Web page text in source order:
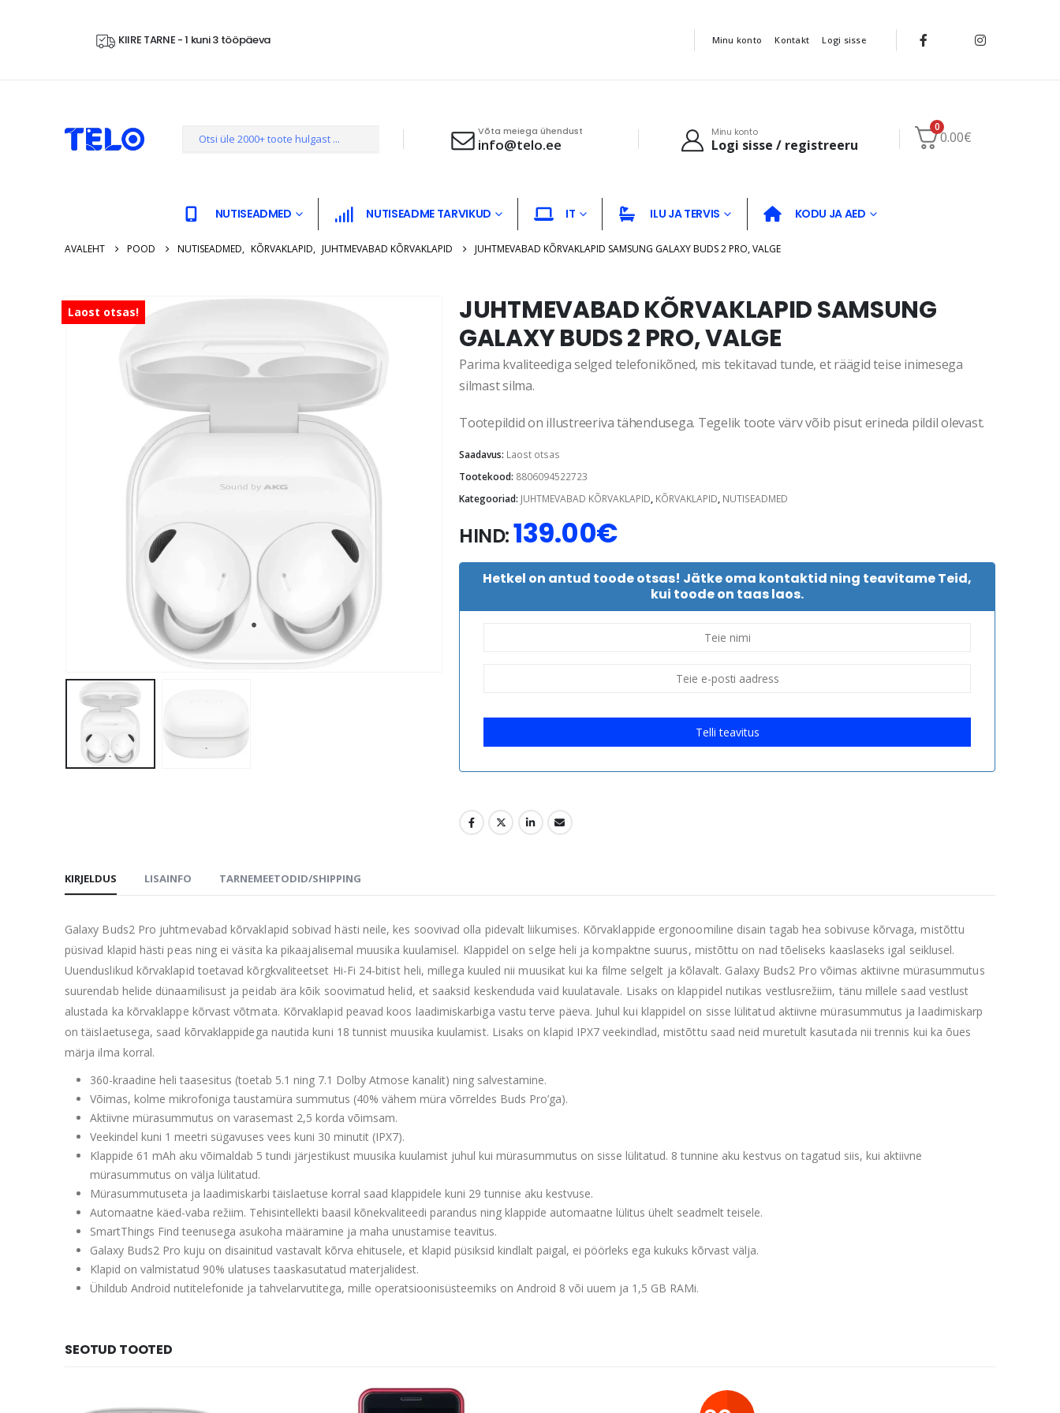
KIIRE TARNE - 1 kuni 3 tööpäeva Minu konto Kontakt Logi sisse
Võta meiega ühendust
info@telo.ee
Minu konto
Logi sisse / registreeru
0
0.00€
NUTISEADMED NUTISEADME TARVIKUD IT ILU JA TERVIS KODU JA AED
AVALEHT POOD NUTISEADMED, KÕRVAKLAPID, JUHTMEVABAD KÕRVAKLAPID JUHTMEVABAD KÕRVAKLAPID SAMSUNG GALAXY BUDS 2 PRO, VALGE
Laost otsas!
JUHTMEVABAD KÕRVAKLAPID SAMSUNG
GALAXY BUDS 2 PRO, VALGE
Parima kvaliteediga selged telefonikõned, mis tekitavad tunde, et räägid teise inimesega
silmast silma.
Tootepildid on illustreeriva tähendusega. Tegelik toote värv võib pisut erineda pildil olevast.
Saadavus: Laost otsas
Tootekood: 8806094522723
Kategooriad: JUHTMEVABAD KÕRVAKLAPID, KÕRVAKLAPID, NUTISEADMED
HIND:139.00€
Hetkel on antud toode otsas! Jätke oma kontaktid ning teavitame Teid,
kui toode on taas laos.
Telli teavitus
KIRJELDUS LISAINFO TARNEMEETODID/SHIPPING
Galaxy Buds2 Pro juhtmevabad kõrvaklapid sobivad hästi neile, kes soovivad olla pidevalt liikumises. Kõrvaklappide ergonoomiline disain tagab hea sobivuse kõrvaga, mistõttu
püsivad klapid hästi peas ning ei väsita ka pikaajalisemal muusika kuulamisel. Klappidel on selge heli ja kompaktne suurus, mistõttu on nad tõeliseks kaaslaseks igal seiklusel.
Uuenduslikud kõrvaklapid toetavad kõrgkvaliteetset Hi-Fi 24-bitist heli, millega kuuled nii muusikat kui ka filme selgelt ja kõlavalt. Galaxy Buds2 Pro võimas aktiivne mürasummutus
suurendab helide dünaamilisust ja peidab ära kõik soovimatud helid, et saaksid keskenduda vaid kuulatavale. Lisaks on klappidel nutikas vestlusrežiim, tänu millele saad vestlust
alustada ka kõrvaklappe kõrvast võtmata. Kõrvaklapid peavad koos laadimiskarbiga vastu terve päeva. Juhul kui klappidel on sisse lülitatud aktiivne mürasummutus ja laadimiskarp
on täislaetusega, saad kõrvaklappidega nautida kuni 18 tunnist muusika kuulamist. Lisaks on klapid IPX7 veekindlad, mistõttu saad neid muretult kasutada nii trennis kui ka õues
märja ilma korral.
360-kraadine heli taasesitus (toetab 5.1 ning 7.1 Dolby Atmose kanalit) ning salvestamine.
Võimas, kolme mikrofoniga taustamüra summutus (40% vähem müra võrreldes Buds Pro’ga).
Aktiivne mürasummutus on varasemast 2,5 korda võimsam.
Veekindel kuni 1 meetri sügavuses vees kuni 30 minutit (IPX7).
Klappide 61 mAh aku võimaldab 5 tundi järjestikust muusika kuulamist juhul kui mürasummutus on sisse lülitatud. 8 tunnine aku kestvus on tagatud siis, kui aktiivne
mürasummutus on välja lülitatud.
Mürasummutuseta ja laadimiskarbi täislaetuse korral saad klappidele kuni 29 tunnise aku kestvuse.
Automaatne käed-vaba režiim. Tehisintellekti baasil kõnekvaliteedi parandus ning klappide automaatne lülitus ühelt seadmelt teisele.
SmartThings Find teenusega asukoha määramine ja maha unustamise teavitus.
Galaxy Buds2 Pro kuju on disainitud vastavalt kõrva ehitusele, et klapid püsiksid kindlalt paigal, ei pöörleks ega kukuks kõrvast välja.
Klapid on valmistatud 90% ulatuses taaskasutatud materjalidest.
Ühildub Android nutitelefonide ja tahvelarvutitega, mille operatsioonisüsteemiks on Android 8 või uuem ja 1,5 GB RAMi.
SEOTUD TOOTED